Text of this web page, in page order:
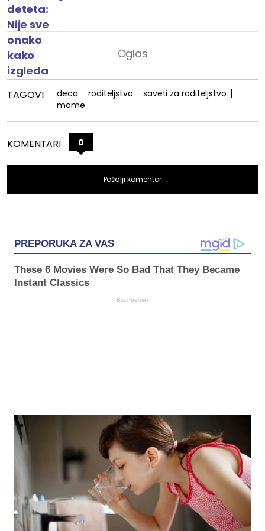
TAGOVI: deca roditeljstvo
saveti za roditeljstvo
mame
KOMENTARI 0
Pošalji komentar
PREPORUKA ZA VAS
These 6 Movies Were So Bad That They Became
Instant Classics
Brainberries